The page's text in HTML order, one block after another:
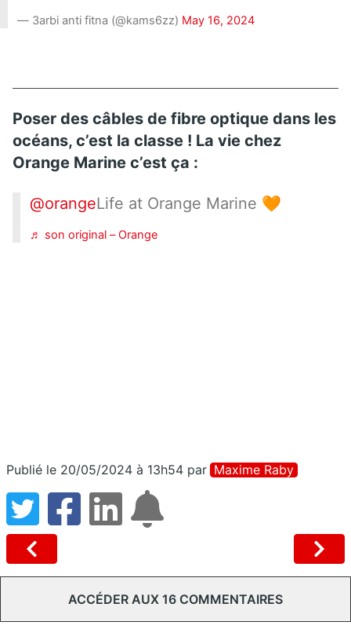
— 3arbi anti fitna (@kams6zz) May 16, 2024
Poser des câbles de fibre optique dans les
océans, c’est la classe ! La vie chez
Orange Marine c’est ça :
@orangeLife at Orange Marine 🧡
♬ son original – Orange
Publié le 20/05/2024 à 13h54 par Maxime Raby
ACCÉDER AUX 16 COMMENTAIRES